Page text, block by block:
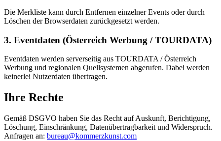
Die Merkliste kann durch Entfernen einzelner Events oder durch
Löschen der Browserdaten zurückgesetzt werden.
3. Eventdaten (Österreich Werbung / TOURDATA)
Eventdaten werden serverseitig aus TOURDATA / Österreich
Werbung und regionalen Quellsystemen abgerufen. Dabei werden
keinerlei Nutzerdaten übertragen.
Ihre Rechte
Gemäß DSGVO haben Sie das Recht auf Auskunft, Berichtigung,
Löschung, Einschränkung, Datenübertragbarkeit und Widerspruch.
Anfragen an: bureau@kommerzkunst.com